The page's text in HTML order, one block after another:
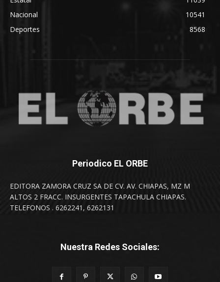
Nacional
10541
Deportes
8568
Periodico EL ORBE
EDITORA ZAMORA CRUZ SA DE CV. AV. CHIAPAS, MZ M
ALTOS 2 FRACC. INSURGENTES TAPACHULA CHIAPAS.
TELEFONOS . 6262241, 6262131
Nuestra Redes Sociales: